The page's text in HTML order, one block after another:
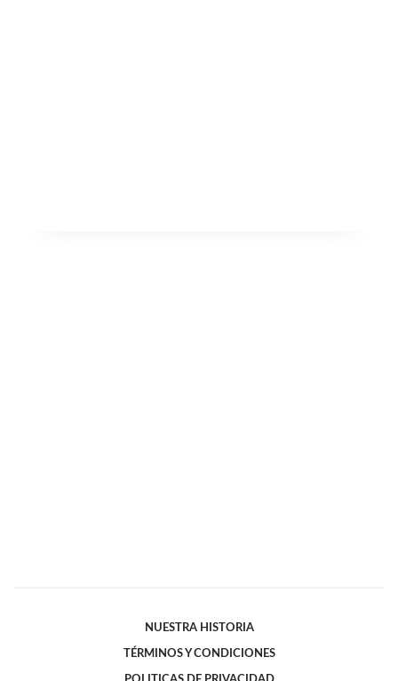
NUESTRA HISTORIA
TÉRMINOS Y CONDICIONES